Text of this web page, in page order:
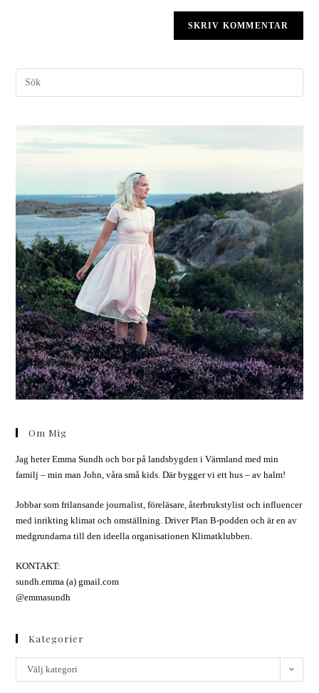
Om Mig
Jag heter Emma Sundh och bor på landsbygden i Värmland med min
familj – min man John, våra små kids. Där bygger vi ett hus – av halm!
Jobbar som frilansande journalist, föreläsare, återbrukstylist och influencer
med inrikting klimat och omställning. Driver Plan B-podden och är en av
medgrundarna till den ideella organisationen Klimatklubben.
KONTAKT:
sundh.emma (a) gmail.com
@emmasundh
Kategorier
Välj kategori